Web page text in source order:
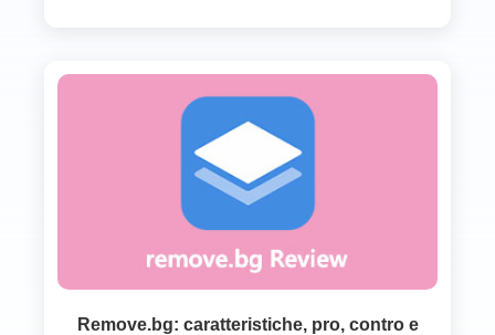
Remove.bg: caratteristiche, pro, contro e